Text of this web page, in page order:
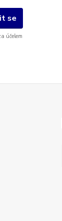
se
účelem